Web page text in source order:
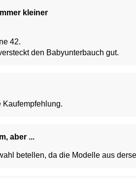
kleiner
42.
den Babyunterbauch gut.
Kaufempfehlung.
aber ...
betellen, da die Modelle aus